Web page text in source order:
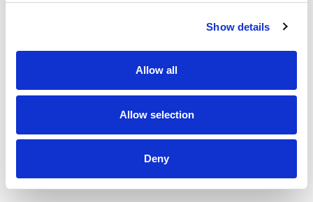
Show details
Allow all
Allow selection
Deny
Klik hier om een gratis
account aan te maken.